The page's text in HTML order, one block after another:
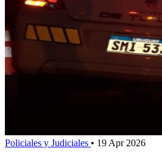
Policiales y Judiciales • 19 Apr 2026